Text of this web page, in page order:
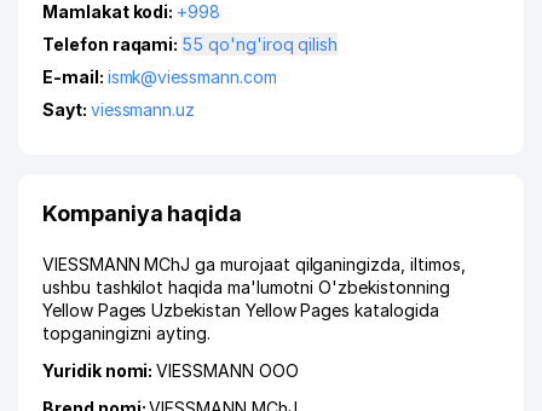
Mamlakat kodi: +998
Telefon raqami:
55 qo'ng'iroq qilish
E-mail: ismk@viessmann.com
Sayt: viessmann.uz
Kompaniya haqida
VIESSMANN MChJ ga murojaat qilganingizda, iltimos,
ushbu tashkilot haqida ma'lumotni O'zbekistonning
Yellow Pages Uzbekistan Yellow Pages katalogida
topganingizni ayting.
Yuridik nomi:VIESSMANN ООО